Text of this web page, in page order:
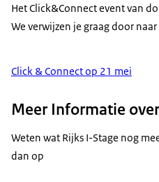
Het Click&Connect event van
We verwijzen je graag door
Click & Connect op 21 mei
Meer Informatie
Weten wat Rijks I-Stage nog
dan op